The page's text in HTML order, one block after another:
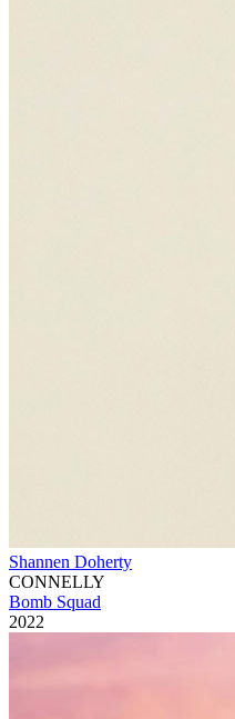
Shannen Doherty
CONNELLY
Bomb Squad
2022